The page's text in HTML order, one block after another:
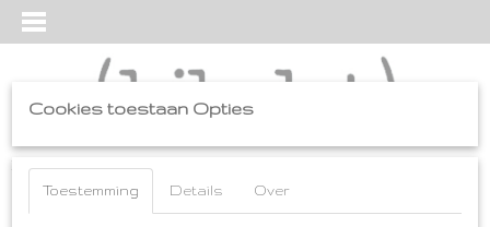
Inloggen Registreren
Cookies toestaan Opties
Toestemming Details Over